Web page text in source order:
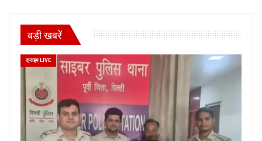
बड़ी खबरें
क्राइम LIVE